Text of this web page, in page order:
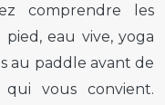
comprendre les
eau vive, yoga
au paddle avant de
vous convient.